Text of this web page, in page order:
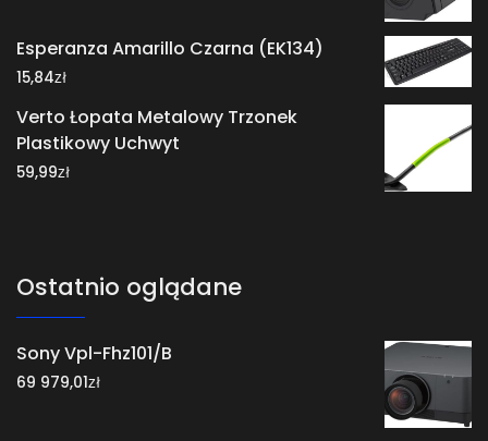
Esperanza Amarillo Czarna (EK134)
15,84zł
Verto Łopata Metalowy Trzonek
Plastikowy Uchwyt
59,99zł
Ostatnio oglądane
Sony Vpl-Fhz101/B
69 979,01zł